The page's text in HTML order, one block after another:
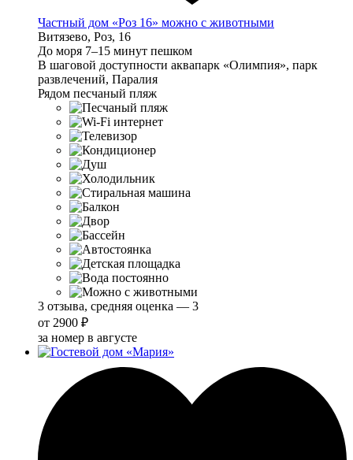
Частный дом «Роз 16» можно с животными
Витязево, Роз, 16
До моря 7–15 минут пешком
В шаговой доступности аквапарк «Олимпия», парк
развлечений, Паралия
Рядом песчаный пляж
3 отзыва, средняя оценка — 3
от 2900 ₽
за номер в августе